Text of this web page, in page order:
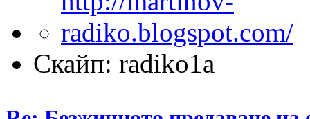
Скайп: radiko1a